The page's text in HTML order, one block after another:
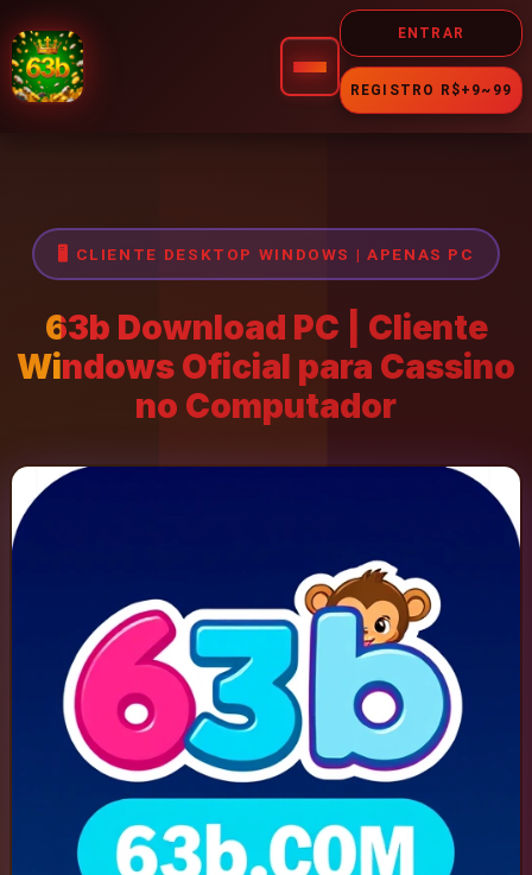
ENTRAR
REGISTRO R$+9~99
Slot
Cassino
Fortune
Lottery
👤 CONTA
Login
🖥️ CLIENTE DESKTOP WINDOWS | APENAS PC
63b Download PC | Cliente
Windows Oficial para Cassino
no Computador